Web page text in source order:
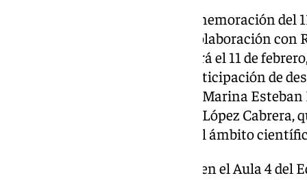
También en el marco de la conmemoración del
la Oficina del CEI CamBio, en colaboración
programa especial que se emitirá el 11 de
RadiOlavide. Contará con la participación de
investigadoras de la UPO como Marina
Cristina Peña Ortiz y Alejandra López
experiencias y trayectorias en el ámbito
El mismo día, a las 16,00 horas en el Aula 4